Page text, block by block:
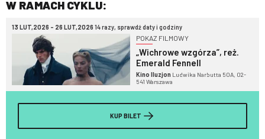
W RAMACH CYKLU:
13 LUT,2026 - 26 LUT,2026 14 razy, sprawdź daty i godziny
POKAZ FILMOWY
„Wichrowe wzgórza”, reż.
Emerald Fennell
Kino Iluzjon Ludwika Narbutta 50A, 02-
541 Warszawa
KUP BILET